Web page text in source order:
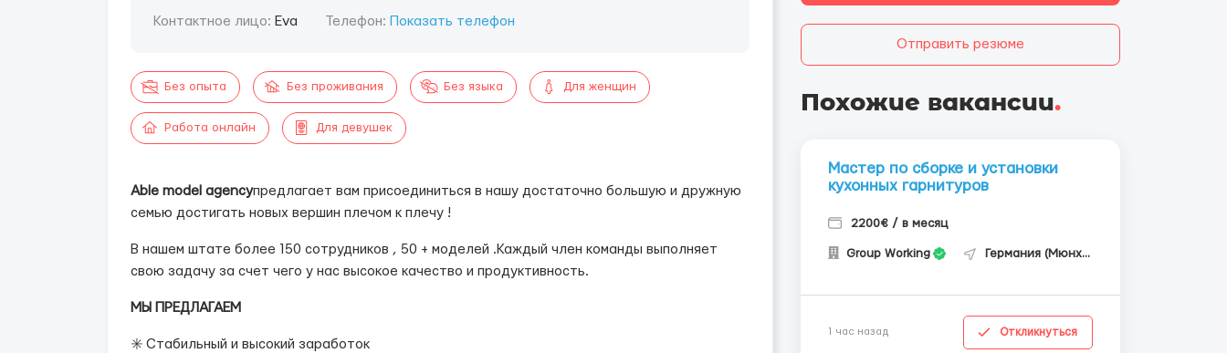
Контактное лицо: Eva Телефон: Показать телефон
Без опыта Без проживания Без языка Для женщин
Работа онлайн Для девушек
Able model agencyпредлагает вам присоединиться в нашу достаточно большую и дружную
семью достигать новых вершин плечом к плечу !
В нашем штате более 150 сотрудников , 50 + моделей .Каждый член команды выполняет
свою задачу за счет чего у нас высокое качество и продуктивность.
МЫ ПРЕДЛАГАЕМ
✳️ Стабильный и высокий заработок
Отправить резюме
Похожие вакансии.
Мастер по сборке и установки
кухонных гарнитуров
2200€ / в месяц
Group Working Германия (Мюнхен)
1 час назад Откликнуться